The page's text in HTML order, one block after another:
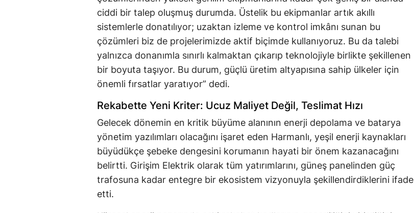
ciddi bir talep oluşmuş durumda. Üstelik bu ekipmanlar artık akıllı
sistemlerle donatılıyor; uzaktan izleme ve kontrol imkânı sunan bu
çözümleri biz de projelerimizde aktif biçimde kullanıyoruz. Bu da talebi
yalnızca donanımla sınırlı kalmaktan çıkarıp teknolojiyle birlikte şekillenen
bir boyuta taşıyor. Bu durum, güçlü üretim altyapısına sahip ülkeler için
önemli fırsatlar yaratıyor” dedi.
Rekabette Yeni Kriter: Ucuz Maliyet Değil, Teslimat Hızı
Gelecek dönemin en kritik büyüme alanının enerji depolama ve batarya
yönetim yazılımları olacağını işaret eden Harmanlı, yeşil enerji kaynakları
büyüdükçe şebeke dengesini korumanın hayati bir önem kazanacağını
belirtti. Girişim Elektrik olarak tüm yatırımlarını, güneş panelinden güç
trafosuna kadar entegre bir ekosistem vizyonuyla şekillendirdiklerini ifade
etti.